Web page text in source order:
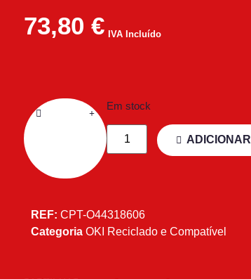
73,80 € IVA Incluído
Em stock
ADICIONAR
REF: CPT-O44318606
Categoria OKI Reciclado e Compatível